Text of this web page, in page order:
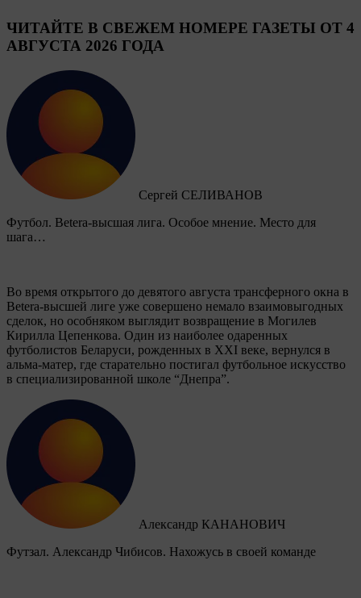
ЧИТАЙТЕ В СВЕЖЕМ НОМЕРЕ ГАЗЕТЫ ОТ 4
АВГУСТА 2026 ГОДА
Сергей СЕЛИВАНОВ
Футбол. Betera-высшая лига. Особое мнение. Место для
шага…
Во время открытого до девятого августа трансферного окна в
Betera-высшей лиге уже совершено немало взаимовыгодных
сделок, но особняком выглядит возвращение в Могилев
Кирилла Цепенкова. Один из наиболее одаренных
футболистов Беларуси, рожденных в XXI веке, вернулся в
альма-матер, где старательно постигал футбольное искусство
в специализированной школе “Днепра”.
Александр КАНАНОВИЧ
Футзал. Александр Чибисов. Нахожусь в своей команде